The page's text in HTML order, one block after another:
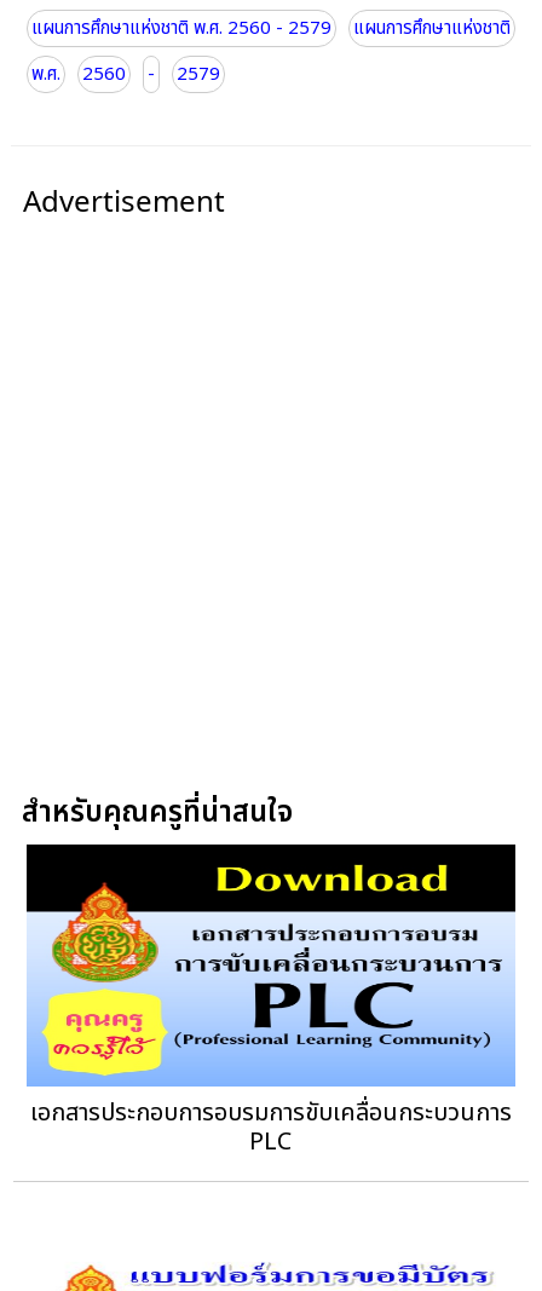
แผนการศึกษาแห่งชาติ พ.ศ. 2560 - 2579
แผนการศึกษาแห่งชาติ
พ.ศ.
2560 - 2579
Advertisement
สำหรับคุณครูที่น่าสนใจ
เอกสารประกอบการอบรมการขับเคลื่อนกระบวนการ
PLC